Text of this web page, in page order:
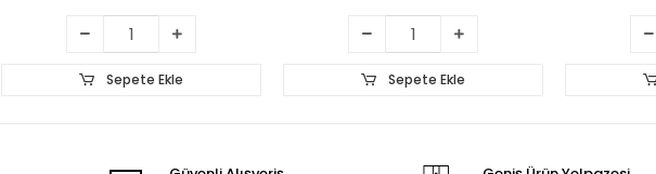
Sepete Ekle Sepete Ekle